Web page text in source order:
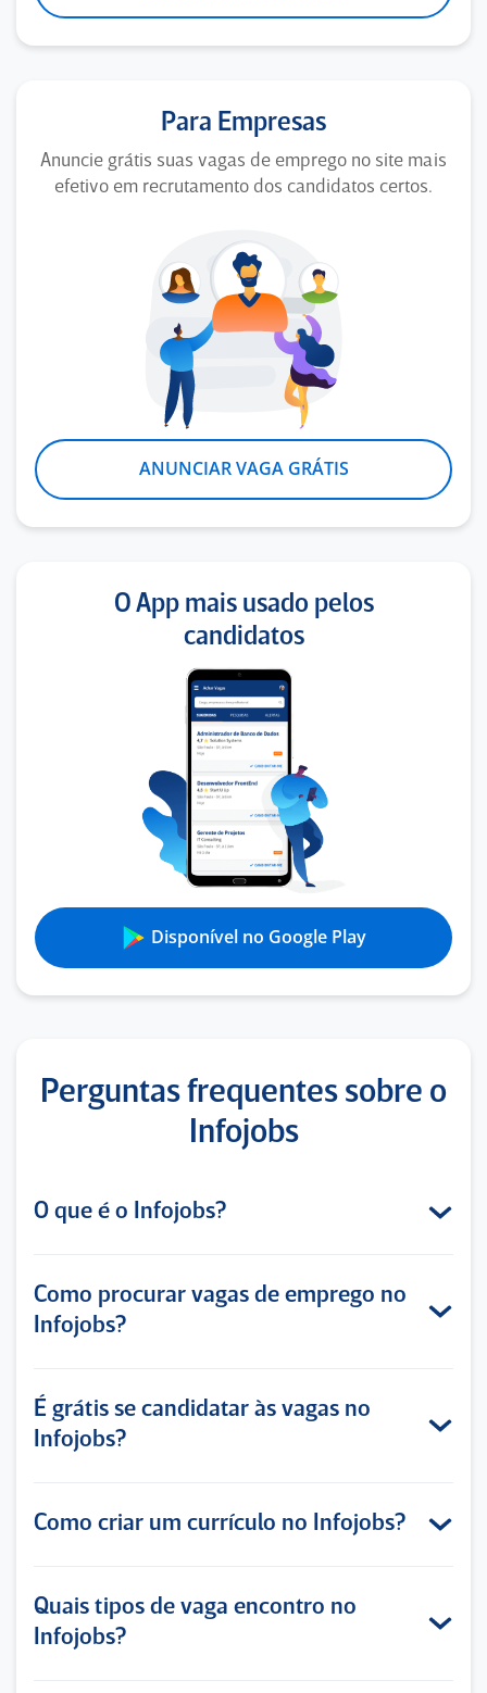
Para Empresas
Anuncie grátis suas vagas de emprego no site mais
efetivo em recrutamento dos candidatos certos.
ANUNCIAR VAGA GRÁTIS
O App mais usado pelos
candidatos
Disponível no Google Play
Perguntas frequentes sobre o
Infojobs
O que é o Infojobs?
Como procurar vagas de emprego no
Infojobs?
É grátis se candidatar às vagas no
Infojobs?
Como criar um currículo no Infojobs?
Quais tipos de vaga encontro no
Infojobs?